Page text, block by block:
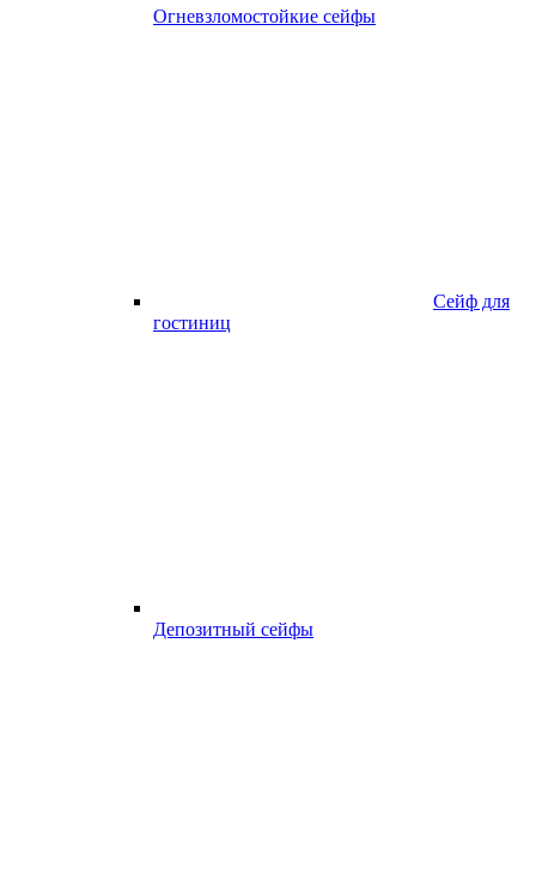
Огневзломостойкие сейфы
Сейф для
гостиниц
Депозитный сейфы